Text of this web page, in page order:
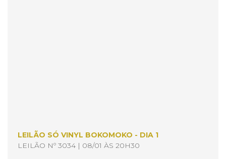
LEILÃO SÓ VINYL BOKOMOKO - DIA 1
LEILÃO Nº 3034 | 08/01 ÀS 20H30